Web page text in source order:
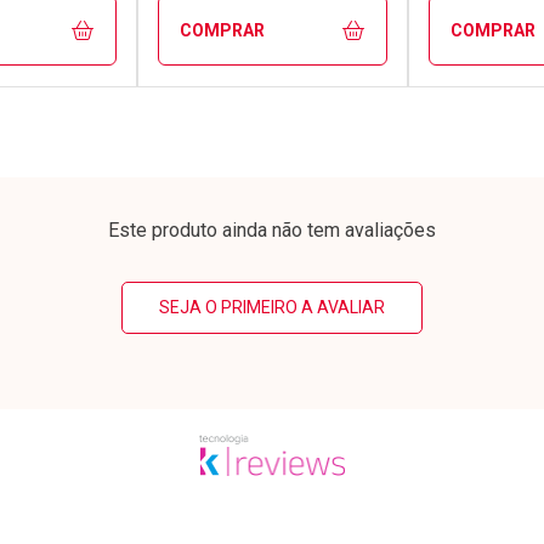
COMPRAR COMPRAR
Este produto ainda não tem avaliações
SEJA O PRIMEIRO A AVALIAR